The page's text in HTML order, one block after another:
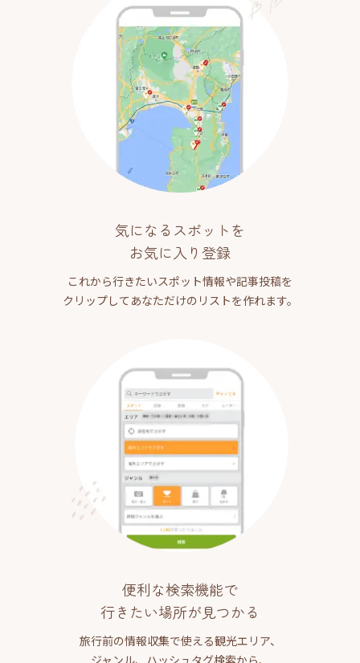
気になるスポットを
お気に入り登録
これから行きたいスポット情報や記事投稿を
クリップしてあなただけのリストを作れます。
便利な検索機能で
行きたい場所が見つかる
旅行前の情報収集で使える観光エリア、
ジャンル、ハッシュタグ検索から、